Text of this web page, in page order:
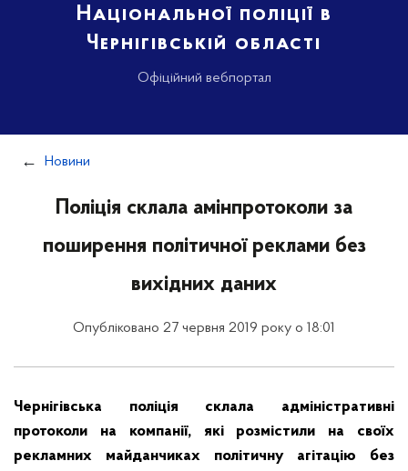
Національної поліції в
Чернігівській області
Офіційний вебпортал
Новини
Поліція склала амінпротоколи за
поширення політичної реклами без
вихідних даних
Опубліковано 27 червня 2019 року о 18:01
Чернігівська поліція склала адміністративні
протоколи на компанії, які розмістили на своїх
рекламних майданчиках політичну агітацію без